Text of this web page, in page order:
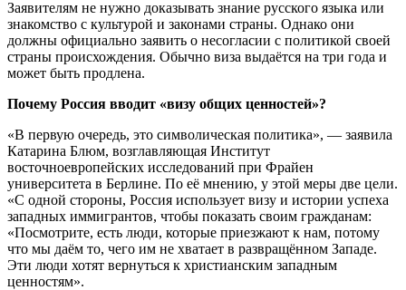
Заявителям не нужно доказывать знание русского языка или
знакомство с культурой и законами страны. Однако они
должны официально заявить о несогласии с политикой своей
страны происхождения. Обычно виза выдаётся на три года и
может быть продлена.
Почему Россия вводит «визу общих ценностей»?
«В первую очередь, это символическая политика», — заявила
Катарина Блюм, возглавляющая Институт
восточноевропейских исследований при Фрайен
университета в Берлине. По её мнению, у этой меры две цели.
«С одной стороны, Россия использует визу и истории успеха
западных иммигрантов, чтобы показать своим гражданам:
«Посмотрите, есть люди, которые приезжают к нам, потому
что мы даём то, чего им не хватает в развращённом Западе.
Эти люди хотят вернуться к христианским западным
ценностям».